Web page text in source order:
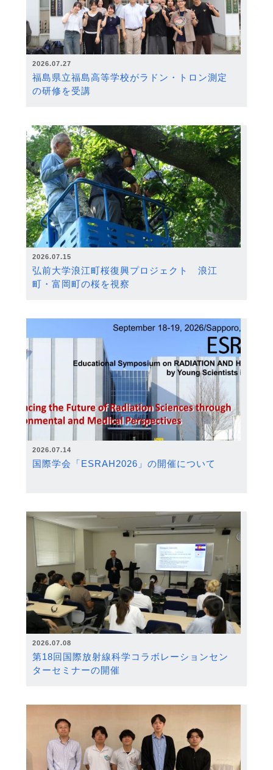
2026.07.27
福島県立福島高等学校がラドン・トロン測定
の研修を受講
2026.07.15
弘前大学浪江町桜復興プロジェクト 浪江
町・富岡町の桜を視察
2026.07.14
国際学会「ESRAH2026」の開催について
2026.07.08
第18回国際放射線科学コラボレーションセン
ターセミナーの開催